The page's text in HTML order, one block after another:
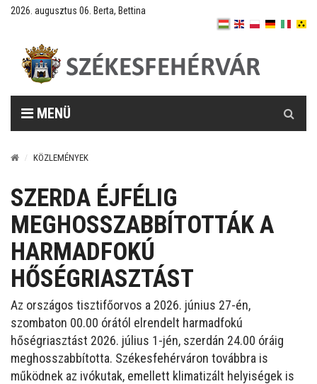
2026. augusztus 06. Berta, Bettina
MENÜ
KÖZLEMÉNYEK
SZERDA ÉJFÉLIG
MEGHOSSZABBÍTOTTÁK A
HARMADFOKÚ
HŐSÉGRIASZTÁST
Az országos tisztifőorvos a 2026. június 27-én,
szombaton 00.00 órától elrendelt harmadfokú
hőségriasztást 2026. július 1-jén, szerdán 24.00 óráig
meghosszabbította. Székesfehérváron továbbra is
működnek az ivókutak, emellett klimatizált helyiségek is